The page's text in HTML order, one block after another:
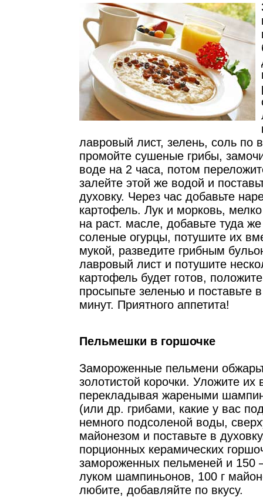
лавровый лист, зелень, соль по
промойте сушеные грибы,
воде на 2 часа, потом
залейте этой же водой и
духовку. Через час добавьте
картофель. Лук и морковь,
на раст. масле, добавьте туда
соленые огурцы, потушите их
мукой, разведите грибным
лавровый лист и потушите
картофель будет готов,
просыпьте зеленью и поставьте
минут. Приятного аппетита!
Пельмешки в горшочке
Замороженные пельмени
золотистой корочки. Уложите их
перекладывая жареными
(или др. грибами, какие у вас
немного подсоленой воды,
майонезом и поставьте в
порционных керамических
замороженных пельменей и 150
луком шампиньонов, 100 г
любите, добавляйте по вкусу.